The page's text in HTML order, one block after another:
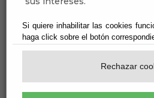
Si quiere inhabilitar las cookies
haga click sobre el botón
Rechazar
2022